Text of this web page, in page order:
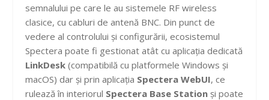
semnalului pe care le au sistemele RF wireless
clasice, cu cabluri de antenă BNC. Din punct de
vedere al controlului și configurării, ecosistemul
Spectera poate fi gestionat atât cu aplicația dedicată
LinkDesk(compatibilă cu platformele Windows și
macOS) dar și prin aplicația Spectera WebUI, ce
rulează în interiorul Spectera Base Station și poate